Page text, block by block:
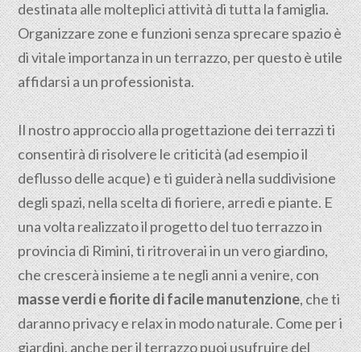
destinata alle molteplici attività di tutta la famiglia.
Organizzare zone e funzioni senza sprecare spazio è
di vitale importanza in un terrazzo, per questo è utile
affidarsi a un professionista.
Il nostro approccio alla progettazione dei terrazzi ti
consentirà di risolvere le criticità (ad esempio il
deflusso delle acque) e ti guiderà nella suddivisione
degli spazi, nella scelta di fioriere, arredi e piante. E
una volta realizzato il progetto del tuo terrazzo in
provincia di Rimini, ti ritroverai in un vero giardino,
che crescerà insieme a te negli anni a venire, con
masse verdi e fiorite di facile manutenzione, che ti
daranno privacy e relax in modo naturale. Come per i
giardini, anche per il terrazzo puoi usufruire del